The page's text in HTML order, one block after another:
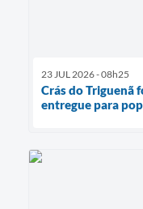
23 JUL 2026 - 08h25
Crás do Triguenã
entregue para